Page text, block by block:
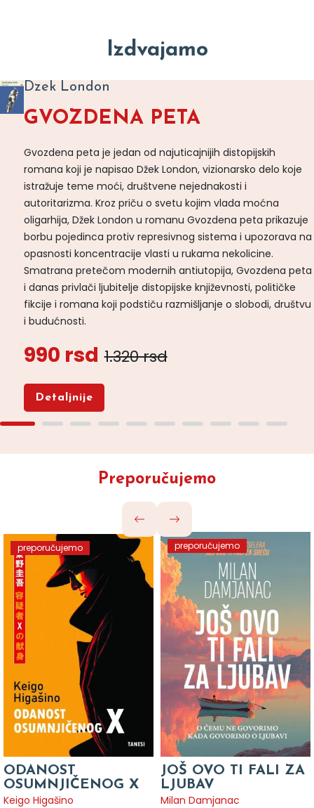
Izdvajamo
Dzek London
GVOZDENA PETA
Gvozdena peta je jedan od najuticajnijih distopijskih
romana koji je napisao Džek London, vizionarsko delo koje
istražuje teme moći, društvene nejednakosti i
autoritarizma. Kroz priču o svetu kojim vlada moćna
oligarhija, Džek London u romanu Gvozdena peta prikazuje
borbu pojedinca protiv represivnog sistema i upozorava na
opasnosti koncentracije vlasti u rukama nekolicine.
Smatrana pretečom modernih antiutopija, Gvozdena peta
i danas privlači ljubitelje distopijske književnosti, političke
fikcije i romana koji podstiču razmišljanje o slobodi, društvu
i budućnosti.
990 rsd 1.320 rsd
Detaljnije
Preporučujemo
preporučujemo
ODANOST
OSUMNJIČENOG X
Keigo Higašino
preporučujemo
JOŠ OVO TI FALI ZA
LJUBAV
Milan Damjanac